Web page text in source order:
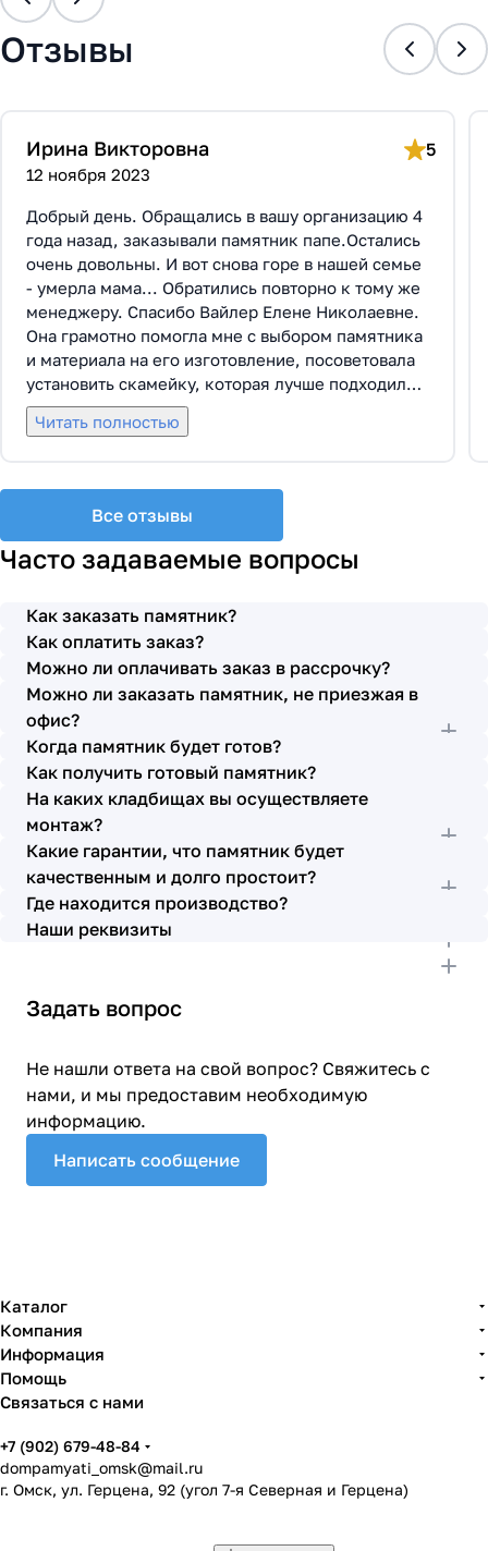
Отзывы
Ирина Викторовна 5
12 ноября 2023
Добрый день. Обращались в вашу организацию 4
года назад, заказывали памятник папе.Остались
очень довольны. И вот снова горе в нашей семье
- умерла мама... Обратились повторно к тому же
менеджеру. Спасибо Вайлер Елене Николаевне.
Она грамотно помогла мне с выбором памятника
и материала на его изготовление, посоветовала
установить скамейку, которая лучше подходила
по общему дизайну. Вышли на улицу, посмотрели
представленные варианты, я определилась с
все этапы которого были выполнены вовремя и
без нареканий с нашей стороны, все наши
просьбы учтены. В первое наше обращение мы
бригада Головачёва Владимира. Поэтому и в этот
раз я поросила, если можно, то назначить эту же
бригаду. Мне пошли на встречу, спасибо. Ребята
работают спокойно, но в тоже время, соблюдая
всю технологию, работаю слаженно и
качественно. Я присутствовала при монтаже,
ребят это нисколько не смутило. Они, как и
Елена Николаевна, ответили на все мои вопросы,
которые возникли в процессе. Спасибо.
Выражаю благодарность от имени всей нашей
семьи за выполнение заказа в срок и
качественно. К руководству просьба по-
возможности премировать работников.
Читать полностью
Все отзывы
Часто задаваемые вопросы
Как заказать памятник?
Как оплатить заказ?
Можно ли оплачивать заказ в рассрочку?
Можно ли заказать памятник, не приезжая в
офис?
Когда памятник будет готов?
Как получить готовый памятник?
На каких кладбищах вы осуществляете
монтаж?
Какие гарантии, что памятник будет
качественным и долго простоит?
Где находится производство?
Наши реквизиты
Задать вопрос
Не нашли ответа на свой вопрос? Свяжитесь с
нами, и мы предоставим необходимую
информацию.
Написать сообщение
Каталог
Компания
Информация
Помощь
Связаться с нами
+7 (902) 679-48-84
dompamyati_omsk@mail.ru
г. Омск, ул. Герцена, 92 (угол 7-я Северная и Герцена)